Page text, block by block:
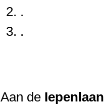
.
.
Aan de Iepenlaan